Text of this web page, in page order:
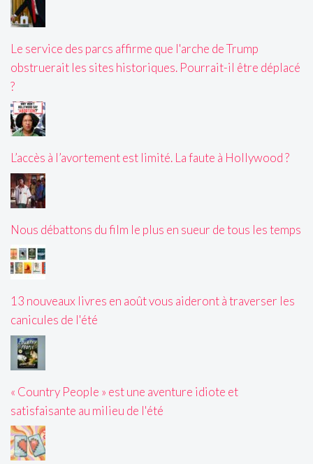
Le service des parcs affirme que l'arche de Trump
obstruerait les sites historiques. Pourrait-il être déplacé
?
L’accès à l’avortement est limité. La faute à Hollywood ?
Nous débattons du film le plus en sueur de tous les temps
13 nouveaux livres en août vous aideront à traverser les
canicules de l'été
« Country People » est une aventure idiote et
satisfaisante au milieu de l'été